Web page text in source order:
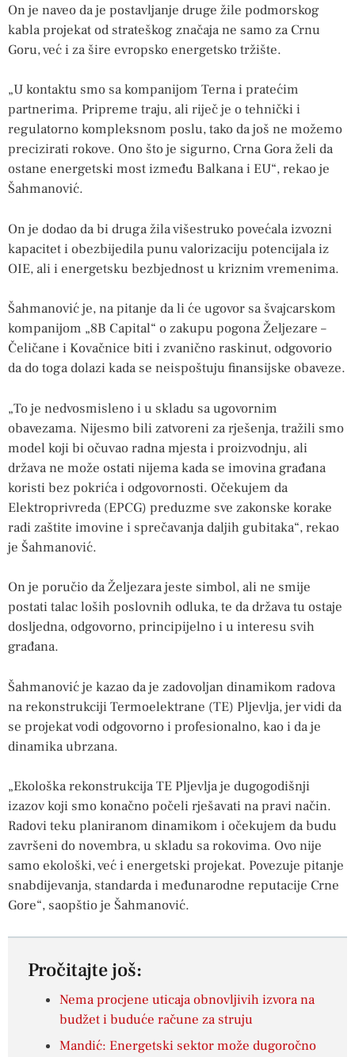
On je naveo da je postavljanje druge žile podmorskog
kabla projekat od strateškog značaja ne samo za Crnu
Goru, već i za šire evropsko energetsko tržište.
„U kontaktu smo sa kompanijom Terna i pratećim
partnerima. Pripreme traju, ali riječ je o tehnički i
regulatorno kompleksnom poslu, tako da još ne možemo
precizirati rokove. Ono što je sigurno, Crna Gora želi da
ostane energetski most između Balkana i EU“, rekao je
Šahmanović.
On je dodao da bi druga žila višestruko povećala izvozni
kapacitet i obezbijedila punu valorizaciju potencijala iz
OIE, ali i energetsku bezbjednost u kriznim vremenima.
Šahmanović je, na pitanje da li će ugovor sa švajcarskom
kompanijom „8B Capital“ o zakupu pogona Željezare –
Čeličane i Kovačnice biti i zvanično raskinut, odgovorio
da do toga dolazi kada se neispoštuju finansijske obaveze.
„To je nedvosmisleno i u skladu sa ugovornim
obavezama. Nijesmo bili zatvoreni za rješenja, tražili smo
model koji bi očuvao radna mjesta i proizvodnju, ali
država ne može ostati nijema kada se imovina građana
koristi bez pokrića i odgovornosti. Očekujem da
Elektroprivreda (EPCG) preduzme sve zakonske korake
radi zaštite imovine i sprečavanja daljih gubitaka“, rekao
je Šahmanović.
On je poručio da Željezara jeste simbol, ali ne smije
postati talac loših poslovnih odluka, te da država tu ostaje
dosljedna, odgovorno, principijelno i u interesu svih
građana.
Šahmanović je kazao da je zadovoljan dinamikom radova
na rekonstrukciji Termoelektrane (TE) Pljevlja, jer vidi da
se projekat vodi odgovorno i profesionalno, kao i da je
dinamika ubrzana.
„Ekološka rekonstrukcija TE Pljevlja je dugogodišnji
izazov koji smo konačno počeli rješavati na pravi način.
Radovi teku planiranom dinamikom i očekujem da budu
završeni do novembra, u skladu sa rokovima. Ovo nije
samo ekološki, već i energetski projekat. Povezuje pitanje
snabdijevanja, standarda i međunarodne reputacije Crne
Gore“, saopštio je Šahmanović.
Pročitajte još:
Nema procjene uticaja obnovljivih izvora na
budžet i buduće račune za struju
Mandić: Energetski sektor može dugoročno